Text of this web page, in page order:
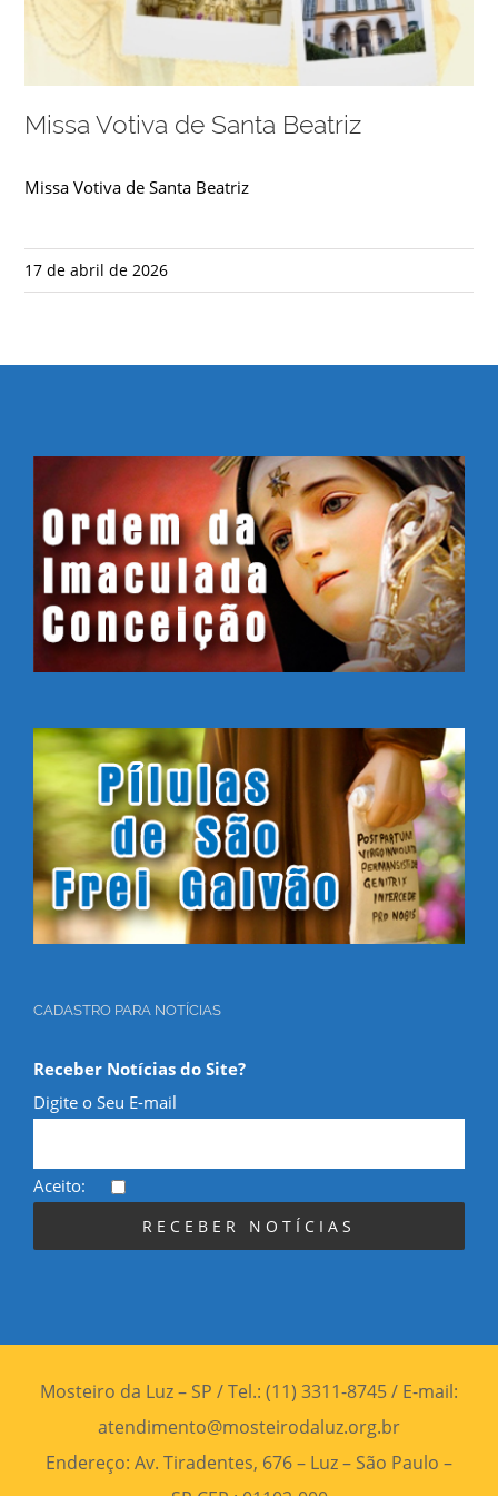
Missa Votiva de Santa Beatriz
Missa Votiva de Santa Beatriz
17 de abril de 2026
CADASTRO PARA NOTÍCIAS
Receber Notícias do Site?
Digite o Seu E-mail
Aceito:
Mosteiro da Luz – SP / Tel.: (11) 3311-8745 / E-mail:
atendimento@mosteirodaluz.org.br
Endereço: Av. Tiradentes, 676 – Luz – São Paulo –